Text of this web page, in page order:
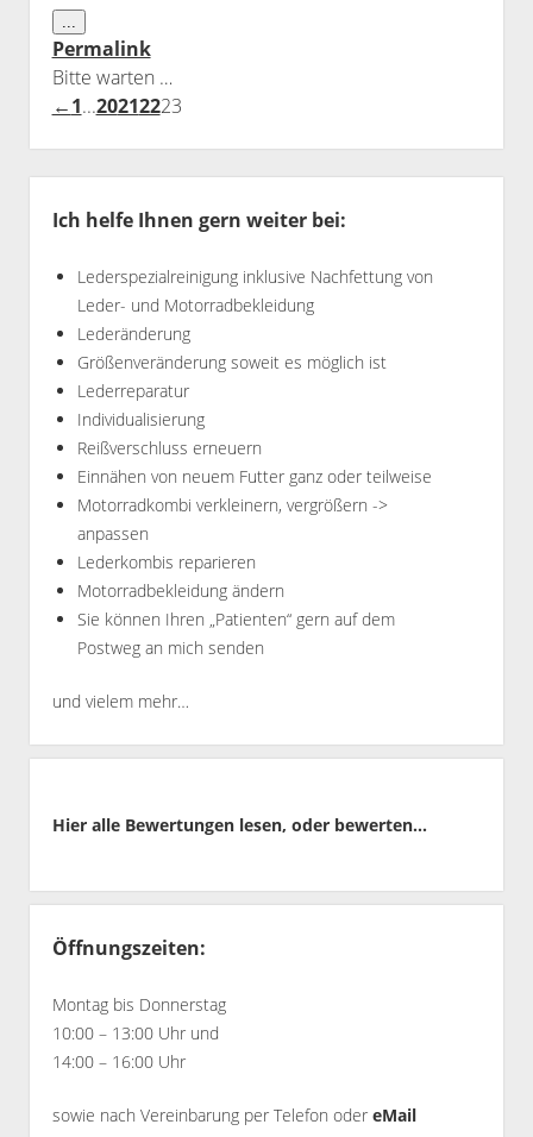
...
Metabox
ein-/ausblenden.
Permalink
Bitte warten …
Guestbook
←1...20212223
Ich helfe Ihnen gern weiter bei:
Lederspezialreinigung inklusive Nachfettung von
Leder- und Motorradbekleidung
Lederänderung
Größenveränderung soweit es möglich ist
Lederreparatur
Individualisierung
Reißverschluss erneuern
Einnähen von neuem Futter ganz oder teilweise
Motorradkombi verkleinern, vergrößern ->
anpassen
Lederkombis reparieren
Motorradbekleidung ändern
Sie können Ihren „Patienten“ gern auf dem
Postweg an mich senden
und vielem mehr…
Hier alle Bewertungen lesen, oder bewerten...
Öffnungszeiten:
Montag bis Donnerstag
10:00 – 13:00 Uhr und
14:00 – 16:00 Uhr
sowie nach Vereinbarung per Telefon oder eMail